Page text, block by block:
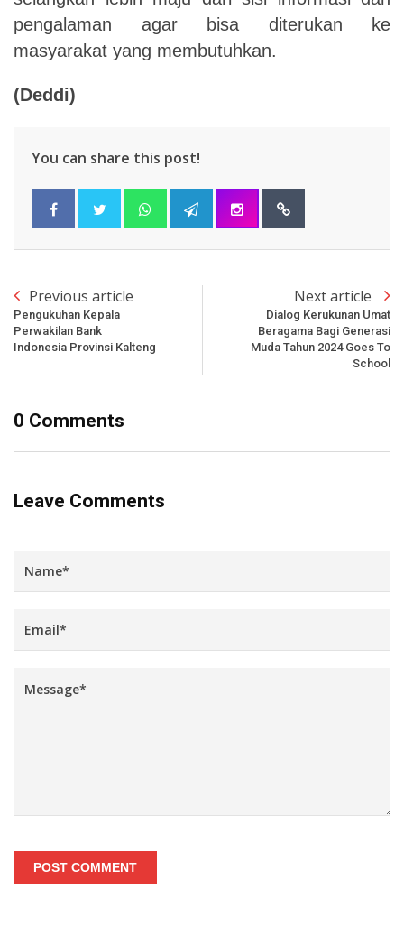
pengalaman agar bisa diterukan ke
masyarakat yang membutuhkan.
(Deddi)
You can share this post!
Previous article
Pengukuhan Kepala
Perwakilan Bank
Indonesia Provinsi Kalteng
Next article
Dialog Kerukunan Umat
Beragama Bagi Generasi
Muda Tahun 2024 Goes To
School
0 Comments
Leave Comments
POST COMMENT